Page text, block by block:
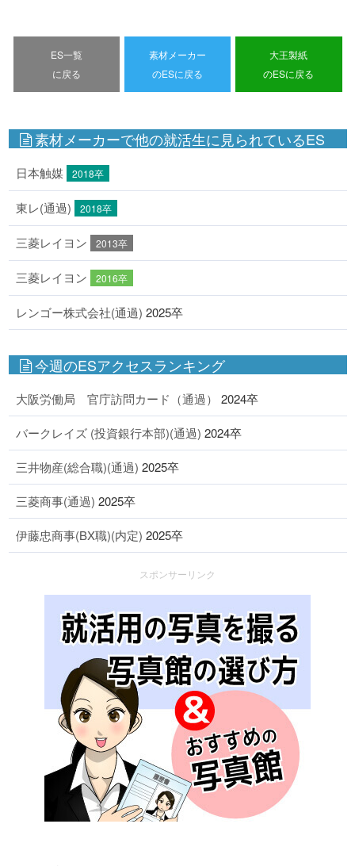
ES一覧
に戻る
素材メーカー
のESに戻る
大王製紙
のESに戻る
素材メーカーで他の就活生に見られているES
日本触媒 2018卒
東レ(通過) 2018卒
三菱レイヨン 2013卒
三菱レイヨン 2016卒
レンゴー株式会社(通過) 2025卒
今週のESアクセスランキング
大阪労働局 官庁訪問カード（通過） 2024卒
バークレイズ (投資銀行本部)(通過) 2024卒
三井物産(総合職)(通過) 2025卒
三菱商事(通過) 2025卒
伊藤忠商事(BX職)(内定) 2025卒
スポンサーリンク